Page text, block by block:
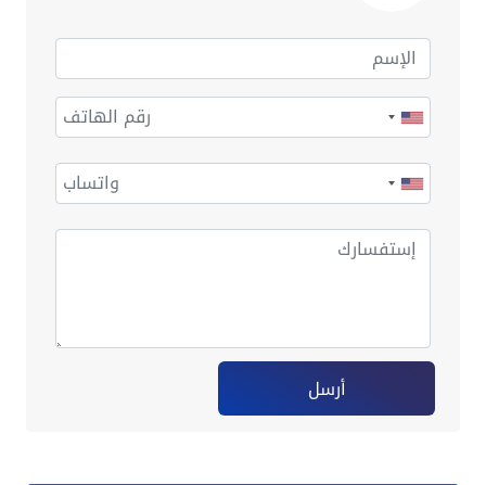
أرسل